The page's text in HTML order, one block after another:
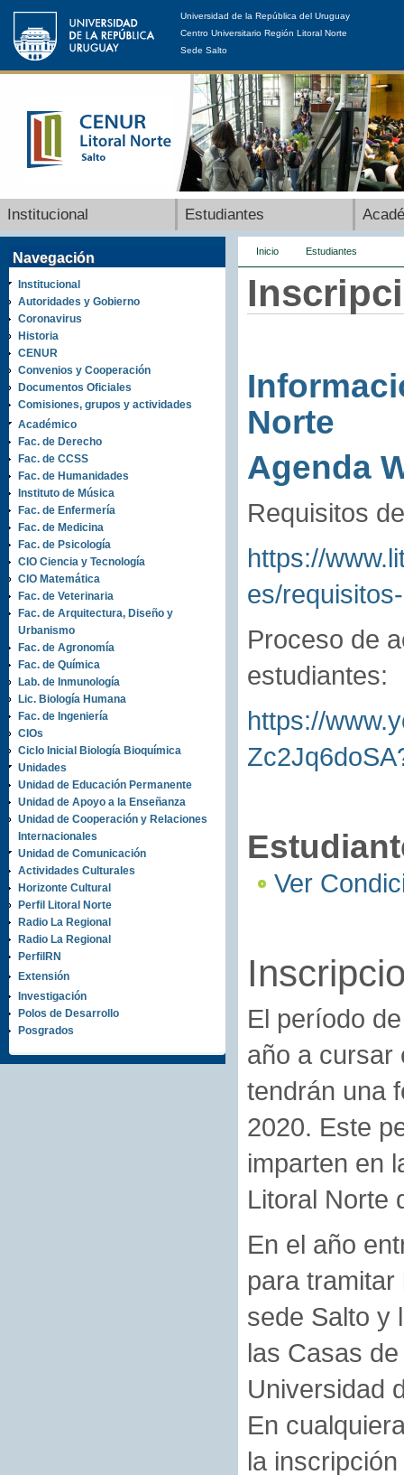
Universidad de la República del Uruguay
Centro Universitario Región Litoral Norte
Sede Salto
Institucional Estudiantes
Navegación
Institucional
Autoridades y Gobierno
Coronavirus
Historia
CENUR
Convenios y Cooperación
Documentos Oficiales
Comisiones, grupos y actividades
Académico
Fac. de Derecho
Fac. de CCSS
Fac. de Humanidades
Instituto de Música
Fac. de Enfermería
Fac. de Medicina
Fac. de Psicología
CIO Ciencia y Tecnología
CIO Matemática
Fac. de Veterinaria
Fac. de Arquitectura, Diseño y
Urbanismo
Fac. de Agronomía
Fac. de Química
Lab. de Inmunología
Lic. Biología Humana
Fac. de Ingeniería
CIOs
Ciclo Inicial Biología Bioquímica
Unidades
Unidad de Educación Permanente
Unidad de Apoyo a la Enseñanza
Unidad de Cooperación y Relaciones
Internacionales
Unidad de Comunicación
Actividades Culturales
Horizonte Cultural
Perfil Litoral Norte
Radio La Regional
Radio La Regional
PerfilRN
Extensión
Investigación
Polos de Desarrollo
Posgrados
Inicio Estudiantes
Norte
Agenda
Requisitos
https://
es/
Proceso de
estudiantes:
https://
Ver
El período
año a cursar
tendrán una
2020. Este
imparten en
Litoral Norte
En el año
para
sede Salto y
las Casas
Universidad
En
la